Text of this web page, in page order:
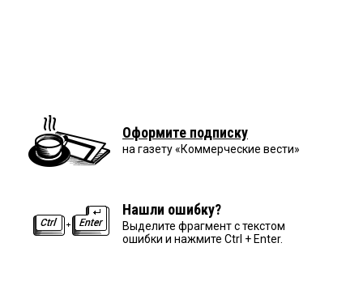
Оформите подписку
на газету «Коммерческие вести»
Нашли ошибку?
Выделите фрагмент с текстом
ошибки и нажмите Ctrl + Enter.